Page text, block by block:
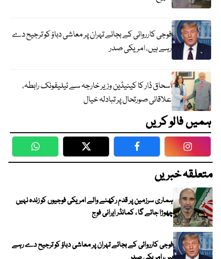
فوجی کارروائی کے بجائے تہران پر معاشی دباؤ کو ترجیح دے
رہے ہیں، امریکی صدر
اسحاق ڈار کا کینیڈین وزیر خارجہ سے ٹیلیفونک رابطہ،
علاقائی صورتحال پر تبادلہ خیال
ہمیں فالو کریں
WhatsApp Twitter Facebook
متعلقہ خبریں
ہماری سرزمین پر قدم رکھنے والے امریکی فوجیوں کو زندہ نہیں
چھوڑا جائے گا ، کمانڈر ایرانی فوج
فوجی کارروائی کے بجائے تہران پر معاشی دباؤ کو ترجیح دے رہے